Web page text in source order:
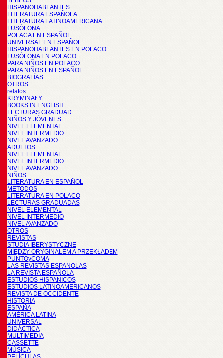
HISPANOHABLANTES
LITERATURA ESPAÑOLA
LITERATURA LATINOAMERICANA
LUSÓFONA
POLACA EN ESPAÑOL
UNIVERSAL EN ESPAÑOL
HISPANOHABLANTES EN POLACO
LUSÓFONA EN POLACO
PARA NIÑOS EN POLACO
PARA NIÑOS EN ESPAÑOL
BIOGRAFÍAS
OTROS
relatos
KRYMINAŁY
BOOKS IN ENGLISH
LECTURAS GRADUAD
NIÑOS Y JÓVENES
NIVEL ELEMENTAL
NIVEL INTERMEDIO
NIVEL AVANZADO
ADULTOS
NIVEL ELEMENTAL
NIVEL INTERMEDIO
NIVEL AVANZADO
NIÑOS
LITERATURA EN ESPAÑOL
METODOS
LITERATURA EN POLACO
LECTURAS GRADUADAS
NIVEL ELEMENTAL
NIVEL INTERMEDIO
NIVEL AVANZADO
OTROS
REVISTAS
STUDIA IBERYSTYCZNE
MIĘDZY ORYGINAŁEM A PRZEKŁADEM
PUNTOyCOMA
LAS REVISTAS ESPANOLAS
LA REVISTA ESPAÑOLA
ESTUDIOS HISPANICOS
ESTUDIOS LATINOAMERICANOS
REVISTA DE OCCIDENTE
HISTORIA
ESPAÑA
AMÉRICA LATINA
UNIVERSAL
DIDÁCTICA
MULTIMEDIA
CASSETTE
MÚSICA
PELÍCULAS